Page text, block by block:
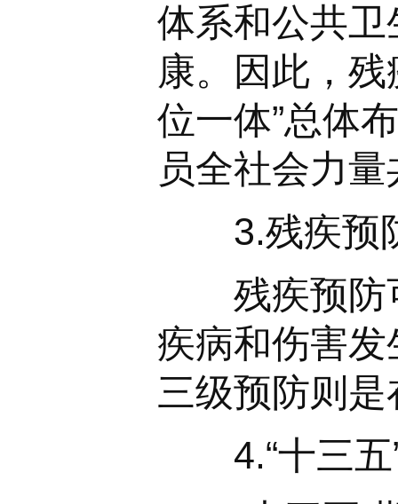
体系和公共
康。因此，
位一体”总体
员全社会力
3.残疾预
残疾预防可
疾病和伤害
三级预防则
4.“十三五”